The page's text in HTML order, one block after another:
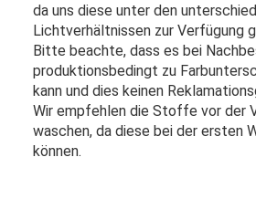
da uns diese unter den
Lichtverhältnissen zur Verfügung
Bitte beachte, dass es bei
produktionsbedingt zu
kann und dies keinen
Wir empfehlen die Stoffe vor der
waschen, da diese bei der ersten
können.